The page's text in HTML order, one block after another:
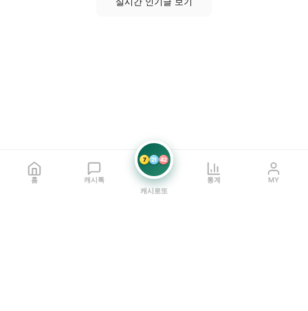
홈 캐시톡
7 21 42
캐시로또
통계 MY